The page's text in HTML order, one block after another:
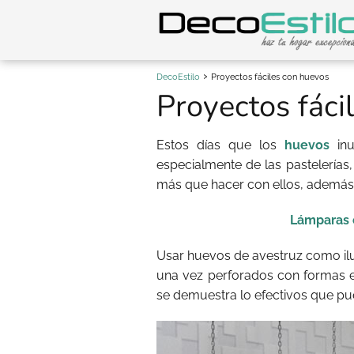
DecoEstilo Proyectos fáciles con huevos
Proyectos
Estos días que los huevos
especialmente de las
más que hacer con ellos,
Usar huevos de avestruz como
una vez perforados con formas
se demuestra lo efectivos que